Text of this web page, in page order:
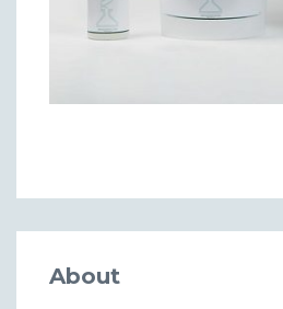
About